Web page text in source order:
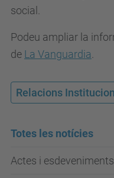
social
Podeu ampliar la
de La Vanguardia
Relacions
Totes les notícies
Actes i esdeveniments